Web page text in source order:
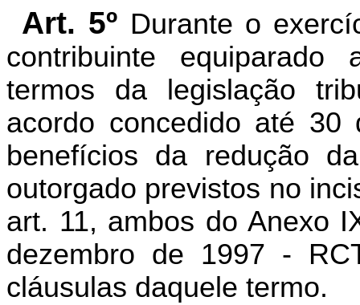
Art. 5º Durante o
contribuinte equiparado
termos da legislação
acordo concedido até
benefícios da redução
outorgado previstos no
art. 11, ambos do Anexo
dezembro de 1997 -
cláusulas daquele termo.